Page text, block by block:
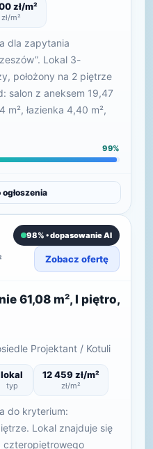
zł/m²
zł/m²
dla zapytania
Lokal 3-
położony na 2 piętrze
salon z aneksem 19,47
m², łazienka 4,40 m²,
99%
98% • dopasowanie AI
Zobacz ofertę
61,08 m², I piętro,
Projektant / Kotuli
lokal
typ
12 459 zł/m²
zł/m²
do kryterium:
Lokal znajduje się
czteropiętrowego